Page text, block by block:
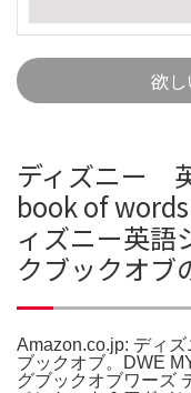
欲
ディズニー
book of
ィズニー英語
クブックオブ
Amazon.co.jp: ディ
ブックオブ。DWE
グブックオブワーズ